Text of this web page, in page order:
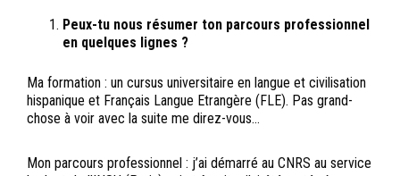
Peux-tu nous résumer ton parcours professionnel
en quelques lignes ?
Ma formation : un cursus universitaire en langue et civilisation
hispanique et Français Langue Etrangère (FLE). Pas grand-
chose à voir avec la suite me direz-vous…
Mon parcours professionnel : j’ai démarré au CNRS au service